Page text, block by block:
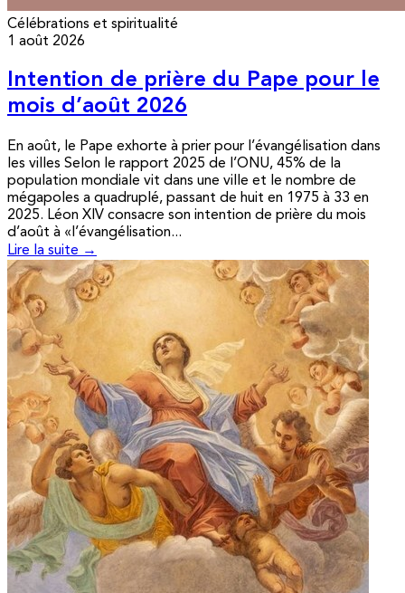
Célébrations et spiritualité
1 août 2026
Intention de prière du Pape pour le
mois d’août 2026
En août, le Pape exhorte à prier pour l’évangélisation dans
les villes Selon le rapport 2025 de l’ONU, 45% de la
population mondiale vit dans une ville et le nombre de
mégapoles a quadruplé, passant de huit en 1975 à 33 en
2025. Léon XIV consacre son intention de prière du mois
d’août à «l’évangélisation...
Lire la suite →